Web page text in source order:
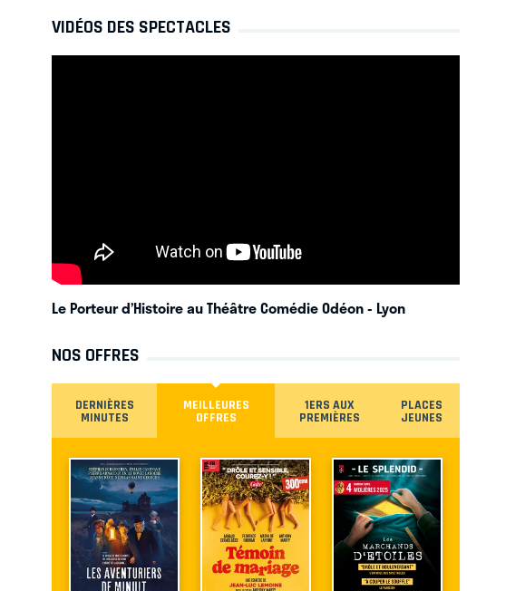
VIDÉOS DES SPECTACLES
Le Porteur d’Histoire au Théâtre Comédie Odéon- Lyon
NOS OFFRES
DERNIÈRES
MINUTES
MEILLEURES
OFFRES
1ERS AUX
PREMIÈRES
PLACES
JEUNES